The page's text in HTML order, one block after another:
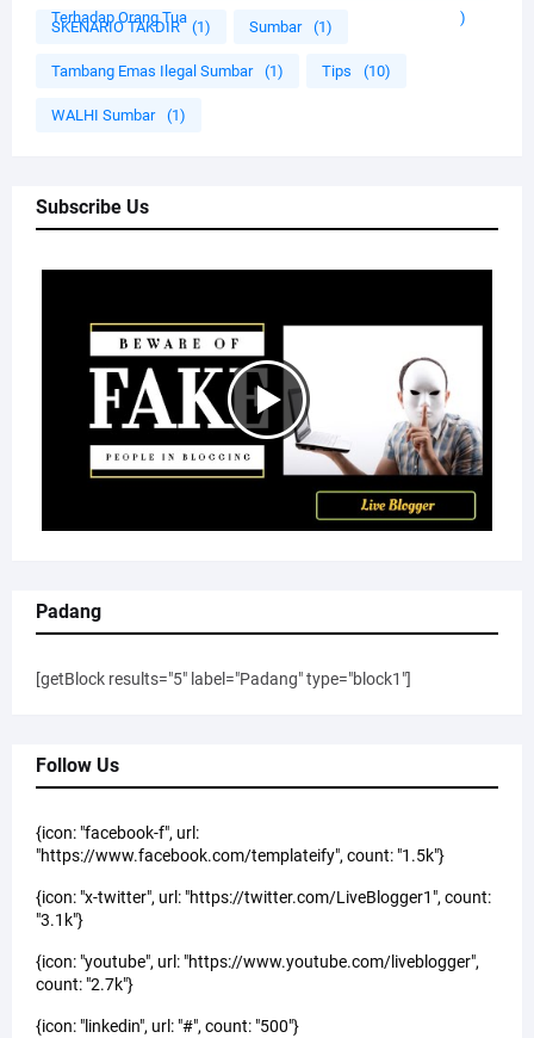
Terhadap Orang Tua
)
SKENARIO TAKDIR (1) Sumbar (1)
Tambang Emas Ilegal Sumbar (1) Tips (10)
WALHI Sumbar (1)
Subscribe Us
Padang
[getBlock results="5" label="Padang" type="block1"]
Follow Us
{icon: "facebook-f", url:
"https://www.facebook.com/templateify", count: "1.5k"}
{icon: "x-twitter", url: "https://twitter.com/LiveBlogger1", count:
"3.1k"}
{icon: "youtube", url: "https://www.youtube.com/liveblogger",
count: "2.7k"}
{icon: "linkedin", url: "#", count: "500"}